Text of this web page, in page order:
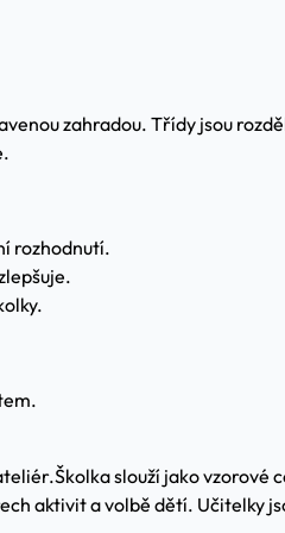
zahradou. Třídy jsou
rozhodnutí.
Školka slouží jako vzorové
aktivit a volbě dětí.